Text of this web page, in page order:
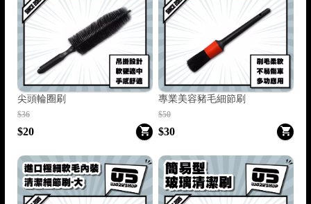
尖頭輪圈刷
$36
$20
專業美容豬毛細節刷
$50
$30